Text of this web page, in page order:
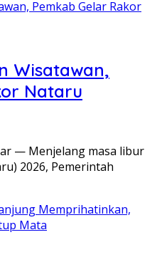
Wisatawan,
Nataru
— Menjelang masa libur
2026, Pemerintah